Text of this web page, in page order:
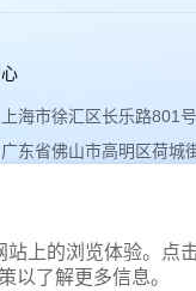
上的浏览体验。点
以了解更多信息。
上海市徐汇区长乐路801
广东省佛山市高明区荷城